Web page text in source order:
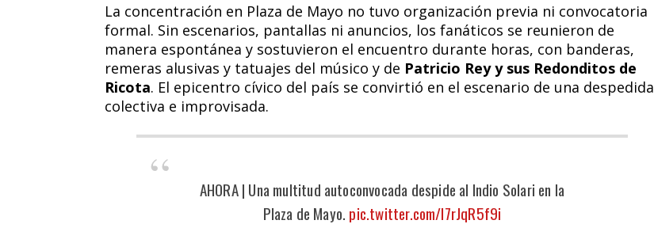
La concentración en Plaza de Mayo no tuvo organización previa ni convocatoria
formal. Sin escenarios, pantallas ni anuncios, los fanáticos se reunieron de
manera espontánea y sostuvieron el encuentro durante horas, con banderas,
remeras alusivas y tatuajes del músico y de Patricio Rey y sus Redonditos de
Ricota. El epicentro cívico del país se convirtió en el escenario de una despedida
colectiva e improvisada.
AHORA | Una multitud autoconvocada despide al Indio Solari en la
Plaza de Mayo. pic.twitter.com/I7rJqR5f9i